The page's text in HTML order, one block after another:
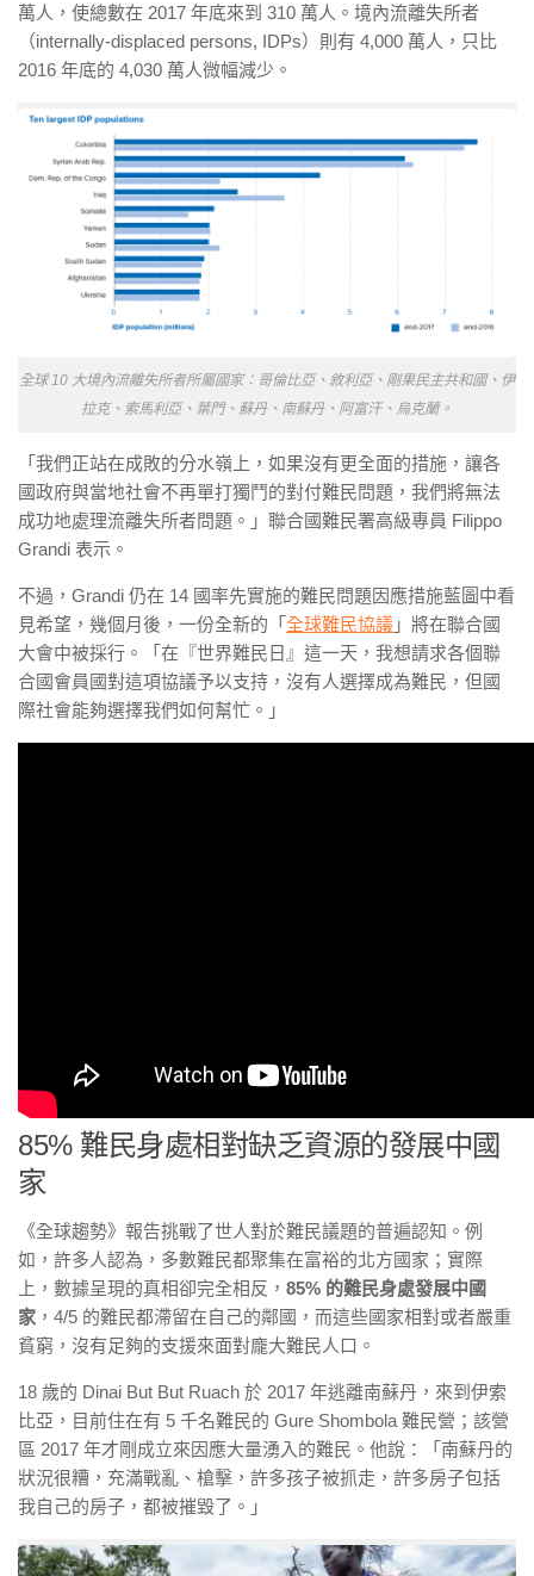
萬人，使總數在 2017 年底來到 310 萬人。境內流離失所者
（internally-displaced persons, IDPs）則有 4,000 萬人，只比
2016 年底的 4,030 萬人微幅減少。
全球 10 大境內流離失所者所屬國家：哥倫比亞、敘利亞、剛果民主共和國、伊
拉克、索馬利亞、葉門、蘇丹、南蘇丹、阿富汗、烏克蘭。
「我們正站在成敗的分水嶺上，如果沒有更全面的措施，讓各
國政府與當地社會不再單打獨鬥的對付難民問題，我們將無法
成功地處理流離失所者問題。」聯合國難民署高級專員 Filippo
Grandi 表示。
不過，Grandi 仍在 14 國率先實施的難民問題因應措施藍圖中看
見希望，幾個月後，一份全新的「 全球難民協議 」將在聯合國
大會中被採行。「在『世界難民日』這一天，我想請求各個聯
合國會員國對這項協議予以支持，沒有人選擇成為難民，但國
際社會能夠選擇我們如何幫忙。」
85% 難民身處相對缺乏資源的發展中國
家
《全球趨勢》報告挑戰了世人對於難民議題的普遍認知。例
如，許多人認為，多數難民都聚集在富裕的北方國家；實際
上，數據呈現的真相卻完全相反， 85% 的難民身處發展中國
家 ，4/5 的難民都滯留在自己的鄰國，而這些國家相對或者嚴重
貧窮，沒有足夠的支援來面對龐大難民人口。
18 歲的 Dinai But But Ruach 於 2017 年逃離南蘇丹，來到伊索
比亞，目前住在有 5 千名難民的 Gure Shombola 難民營；該營
區 2017 年才剛成立來因應大量湧入的難民。他說：「南蘇丹的
狀況很糟，充滿戰亂、槍擊，許多孩子被抓走，許多房子包括
我自己的房子，都被摧毀了。」